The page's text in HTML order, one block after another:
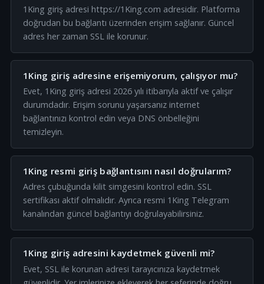
1King giriş adresi https://1King.com adresidir. Platforma
doğrudan bu bağlantı üzerinden erişim sağlanır. Güncel
adres her zaman SSL ile korunur.
1King giriş adresine erişemiyorum, çalışıyor mu?
Evet, 1King giriş adresi 2026 yılı itibarıyla aktif ve çalışır
durumdadır. Erişim sorunu yaşarsanız internet
bağlantınızı kontrol edin veya DNS önbelleğini
temizleyin.
1King resmi giriş bağlantısını nasıl doğrularım?
Adres çubuğunda kilit simgesini kontrol edin. SSL
sertifikası aktif olmalıdır. Ayrıca resmi 1King Telegram
kanalından güncel bağlantıyı doğrulayabilirsiniz.
1King giriş adresini kaydetmek güvenli mi?
Evet, SSL ile korunan adresi tarayıcınıza kaydetmek